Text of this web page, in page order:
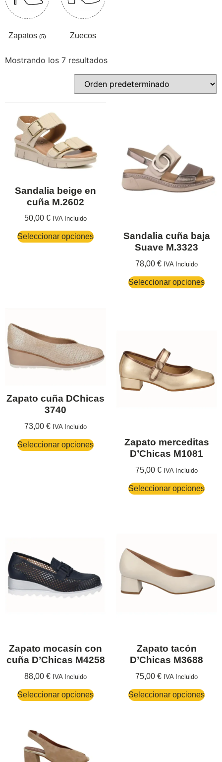
Zapatos (5) Zuecos
Mostrando los 7 resultados
Sandalia beige en
cuña M.2602
50,00 € IVA Incluido
Seleccionar opciones
Sandalia cuña baja
Suave M.3323
78,00 € IVA Incluido
Seleccionar opciones
Zapato cuña DChicas
3740
73,00 € IVA Incluido
Seleccionar opciones
Zapato merceditas
D’Chicas M1081
75,00 € IVA Incluido
Seleccionar opciones
Zapato mocasín con
cuña D’Chicas M4258
88,00 € IVA Incluido
Seleccionar opciones
Zapato tacón
D’Chicas M3688
75,00 € IVA Incluido
Seleccionar opciones